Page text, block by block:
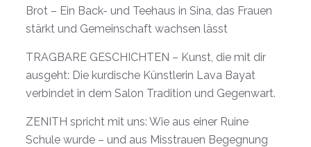
Brot – Ein Back- und Teehaus in Sina, das Frauen
stärkt und Gemeinschaft wachsen lässt
TRAGBARE GESCHICHTEN – Kunst, die mit dir
ausgeht: Die kurdische Künstlerin Lava Bayat
verbindet in dem Salon Tradition und Gegenwart.
ZENITH spricht mit uns: Wie aus einer Ruine
Schule wurde – und aus Misstrauen Begegnung